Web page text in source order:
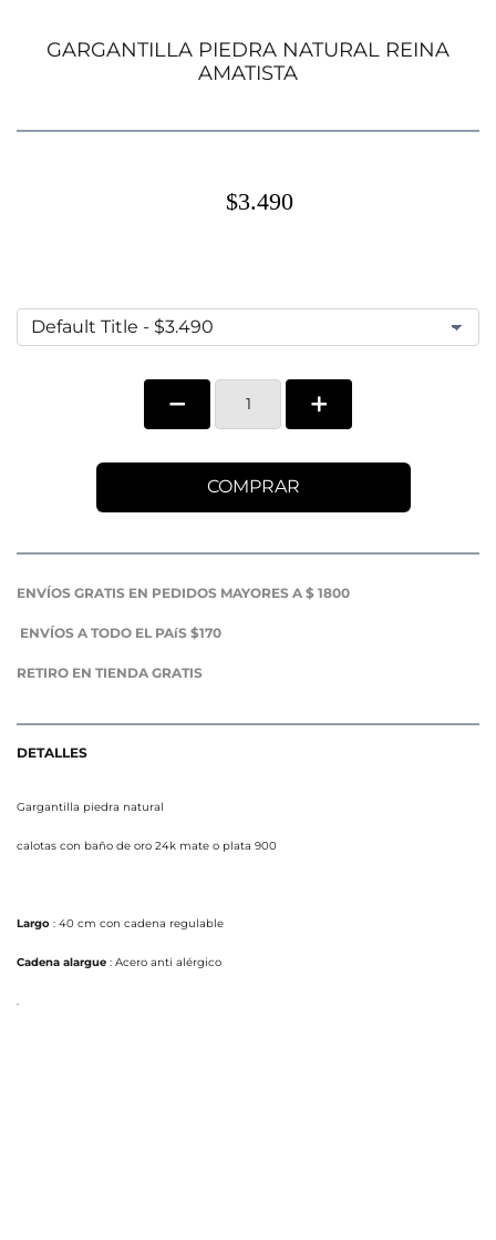
GARGANTILLA PIEDRA NATURAL REINA
AMATISTA
$3.490
COMPRAR
ENVÍOS GRATIS EN PEDIDOS MAYORES A $ 1800
ENVÍOS A TODO EL PAíS $170
RETIRO EN TIENDA GRATIS
DETALLES
Gargantilla piedra natural
calotas con baño de oro 24k mate o plata 900
Largo : 40 cm con cadena regulable
Cadena alargue : Acero anti alérgico